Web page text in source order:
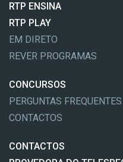
RTP ENSINA
RTP PLAY
EM DIRETO
REVER PROGRAMAS
CONCURSOS
PERGUNTAS FREQUENTES
CONTACTOS
CONTACTOS